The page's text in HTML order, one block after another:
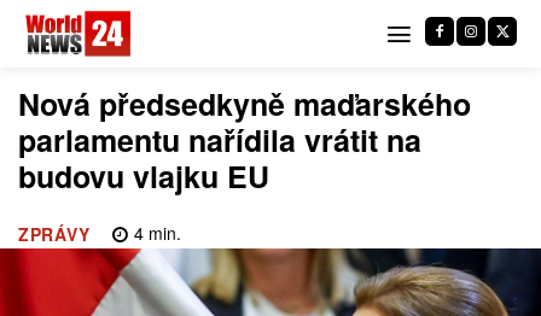
Nová předsedkyně maďarského
parlamentu nařídila vrátit na
budovu vlajku EU
ZPRÁVY 4 min.